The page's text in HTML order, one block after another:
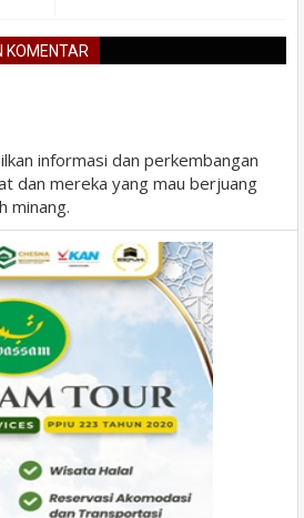
KOMENTAR
informasi dan perkembangan
dan mereka yang mau berjuang
minang.